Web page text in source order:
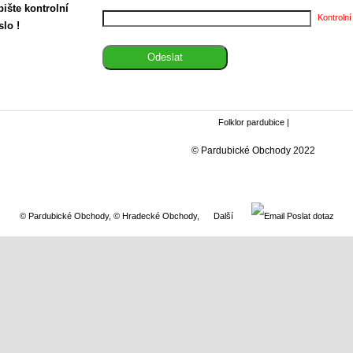
kontrolní
!
Folklor pardubice|
© Pardubické Obchody 2022
© Pardubické Obchody, © Hradecké Obchody, Další Poslat dotaz